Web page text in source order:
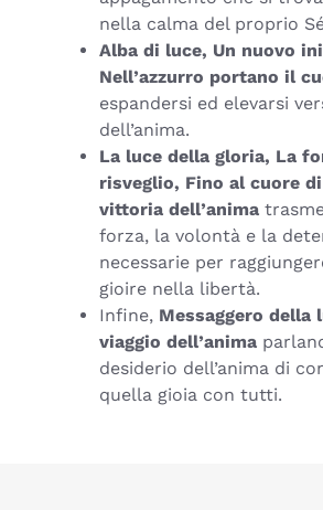
nella calma del proprio
Alba di luce, Un nuovo
Nell’azzurro portano il
espandersi ed elevarsi
dell’anima.
La luce della gloria, La
risveglio, Fino al cuore
vittoria dell’anima
forza, la volontà e la
necessarie per
gioire nella libertà.
Infine, Messaggero della
viaggio dell’anima
desiderio dell’anima di
quella gioia con tutti.